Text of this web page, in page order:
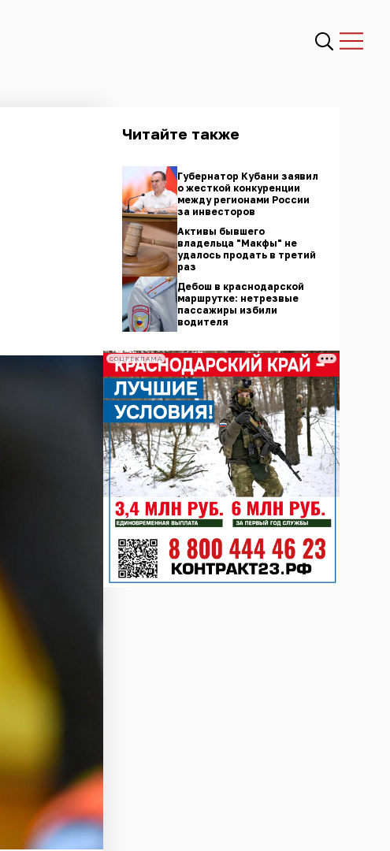
Читайте также
Губернатор Кубани заявил
о жесткой конкуренции
между регионами России
за инвесторов
Активы бывшего
владельца "Макфы" не
удалось продать в третий
раз
Дебош в краснодарской
маршрутке: нетрезвые
пассажиры избили
водителя
СОЦРЕКЛАМА